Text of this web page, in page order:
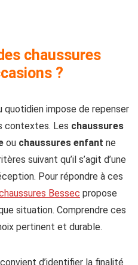
chaussures
?
quotidien impose de repenser
contextes. Les chaussures
ou chaussures enfant ne
suivant qu’il s’agit d’une
Pour répondre à ces
Bessec propose
situation. Comprendre ces
pertinent et durable.
d’identifier la finalité